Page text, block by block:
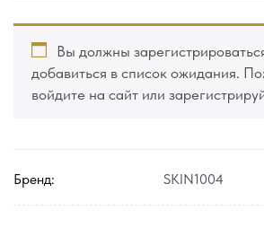
Вы должны
добавиться в список ожидания.
войдите на сайт или
Бренд: SKIN1004